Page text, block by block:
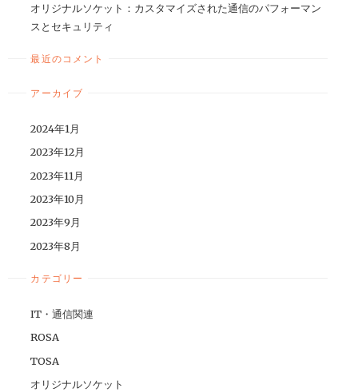
オリジナルソケット：カスタマイズされた通信のパフォーマン
スとセキュリティ
最近のコメント
アーカイブ
2024年1月
2023年12月
2023年11月
2023年10月
2023年9月
2023年8月
カテゴリー
IT・通信関連
ROSA
TOSA
オリジナルソケット